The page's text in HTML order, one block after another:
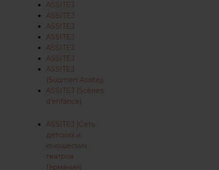
ASSITEJ
ASSITEJ
ASSITEJ
ASSITEJ
ASSITEJ
ASSITEJ
ASSITEJ
(Suomen Assitej)
ASSITEJ (Scènes
d’enfance)
ASSITEJ (Сеть
детских и
юношеских
театров
Германии)